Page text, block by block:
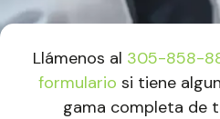
Llámenos al 305-858-
formulario si tiene
gama completa de